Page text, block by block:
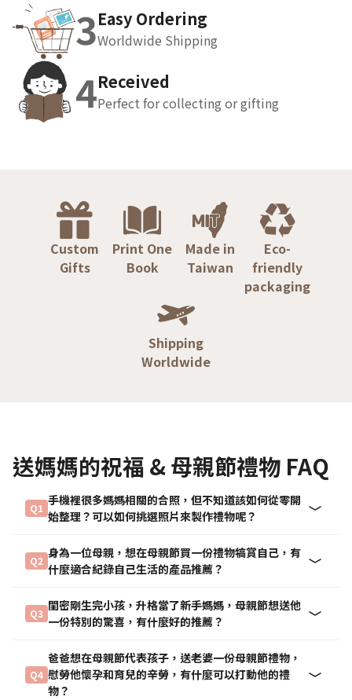
3Easy Ordering
Worldwide Shipping
4Received
Perfect for collecting or gifting
Custom
Gifts
Print One
Book
Made in
Taiwan
Eco-
friendly
packaging
Shipping
Worldwide
送媽媽的祝福 & 母親節禮物 FAQ
Q1
手機裡很多媽媽相關的合照，但不知道該如何從零開
始整理？可以如何挑選照片來製作禮物呢？
Q2
身為一位母親，想在母親節買一份禮物犒賞自己，有
什麼適合紀錄自己生活的產品推薦？
Q3
閨密剛生完小孩，升格當了新手媽媽，母親節想送他
一份特別的驚喜，有什麼好的推薦？
Q4
爸爸想在母親節代表孩子，送老婆一份母親節禮物，
慰勞他懷孕和育兒的辛勞，有什麼可以打動他的禮
物？